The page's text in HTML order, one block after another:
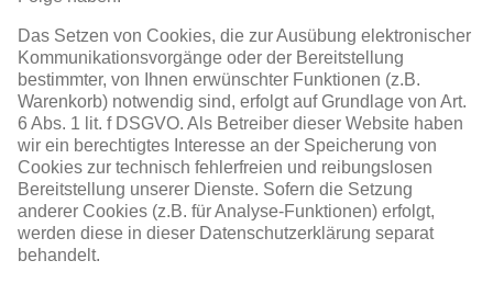
Das Setzen von Cookies, die zur Ausübung elektronischer
Kommunikationsvorgänge oder der Bereitstellung
bestimmter, von Ihnen erwünschter Funktionen (z.B.
Warenkorb) notwendig sind, erfolgt auf Grundlage von Art.
6 Abs. 1 lit. f DSGVO. Als Betreiber dieser Website haben
wir ein berechtigtes Interesse an der Speicherung von
Cookies zur technisch fehlerfreien und reibungslosen
Bereitstellung unserer Dienste. Sofern die Setzung
anderer Cookies (z.B. für Analyse-Funktionen) erfolgt,
werden diese in dieser Datenschutzerklärung separat
behandelt.